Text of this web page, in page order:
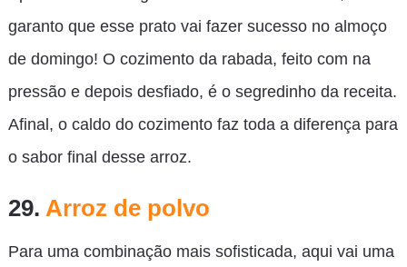
garanto que esse prato vai fazer sucesso no almoço
de domingo! O cozimento da rabada, feito com na
pressão e depois desfiado, é o segredinho da receita.
Afinal, o caldo do cozimento faz toda a diferença para
o sabor final desse arroz.
29. Arroz de polvo
Para uma combinação mais sofisticada, aqui vai uma